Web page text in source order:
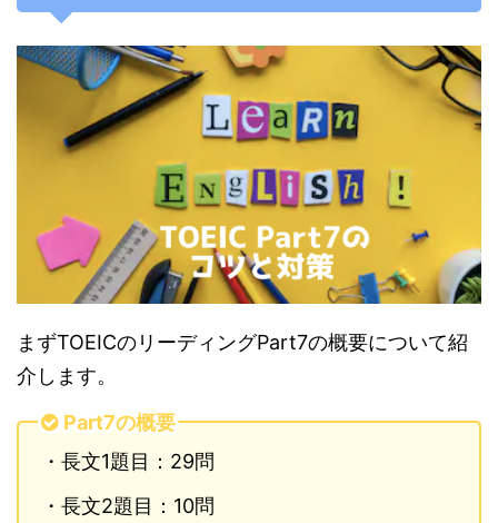
まずTOEICのリーディングPart7の概要について紹
介します。
Part7の概要
・長文1題目：29問
・長文2題目：10問